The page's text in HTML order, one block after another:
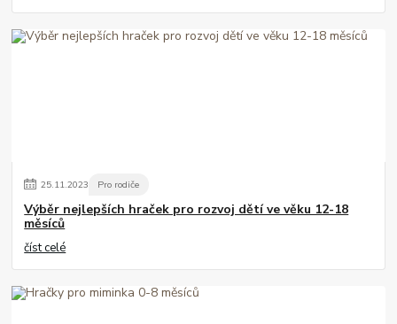
25.11.2023 Pro rodiče
Výběr nejlepších hraček pro rozvoj dětí ve věku 12-18
měsíců
číst celé